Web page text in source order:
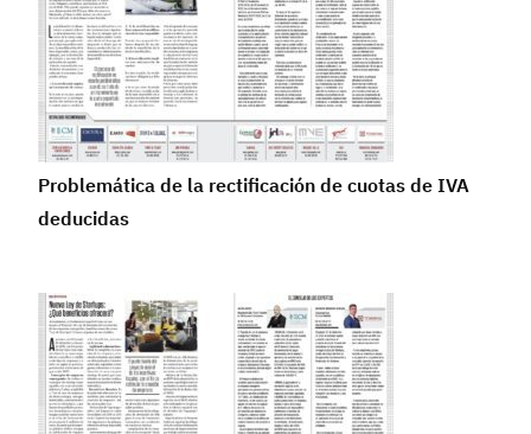
Problemática de la rectificación de cuotas de IVA
deducidas